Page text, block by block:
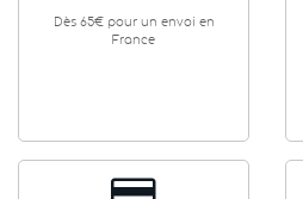
Dès 65€ pour un envoi en
France